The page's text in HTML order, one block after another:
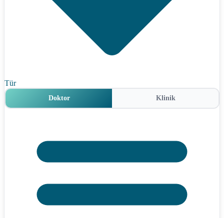
Tür
Doktor Klinik